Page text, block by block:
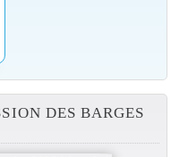
DES BARGES